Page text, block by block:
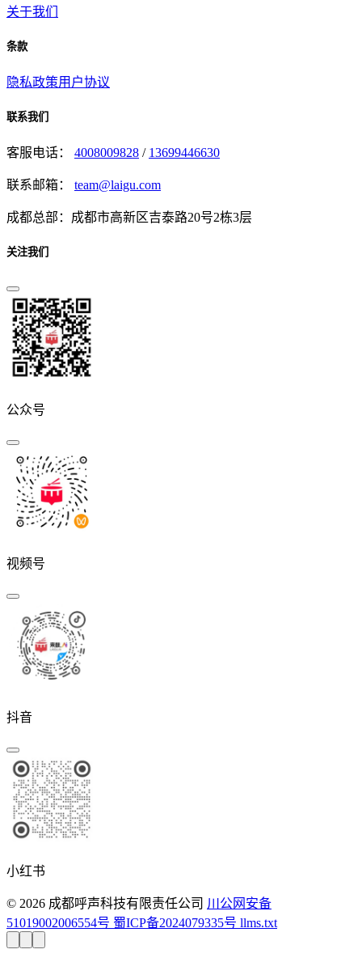
关于我们
条款
隐私政策用户协议
联系我们
客服电话： 4008009828 / 13699446630
联系邮箱： team@laigu.com
成都总部：成都市高新区吉泰路20号2栋3层
关注我们
公众号
视频号
抖音
小红书
© 2026 成都呼声科技有限责任公司 川公网安备
51019002006554号 蜀ICP备2024079335号 llms.txt